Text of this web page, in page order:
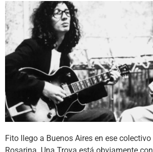
Fito llego a Buenos Aires en ese